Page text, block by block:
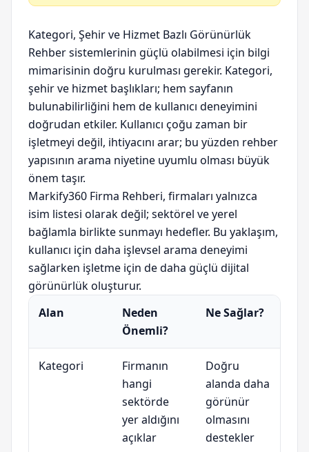
Kategori, Şehir ve Hizmet Bazlı Görünürlük
Rehber sistemlerinin güçlü olabilmesi için bilgi
mimarisinin doğru kurulması gerekir. Kategori,
şehir ve hizmet başlıkları; hem sayfanın
bulunabilirliğini hem de kullanıcı deneyimini
doğrudan etkiler. Kullanıcı çoğu zaman bir
işletmeyi değil, ihtiyacını arar; bu yüzden rehber
yapısının arama niyetine uyumlu olması büyük
önem taşır.
Markify360 Firma Rehberi, firmaları yalnızca
isim listesi olarak değil; sektörel ve yerel
bağlamla birlikte sunmayı hedefler. Bu yaklaşım,
kullanıcı için daha işlevsel arama deneyimi
sağlarken işletme için de daha güçlü dijital
görünürlük oluşturur.
Alan
Neden
Önemli?
Ne Sağlar?
Kategori
Firmanın
hangi
sektörde
yer aldığını
açıklar
Doğru
alanda daha
görünür
olmasını
destekler